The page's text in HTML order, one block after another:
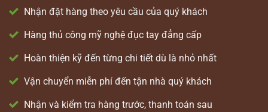
Nhận đặt hàng theo yêu cầu của quý khách
Hàng thủ công mỹ nghệ đục tay đẳng cấp
Hoàn thiện kỹ đến từng chi tiết dù là nhỏ nhất
Vận chuyển miễn phí đến tận nhà quý khách
Nhận và kiểm tra hàng trước, thanh toán sau